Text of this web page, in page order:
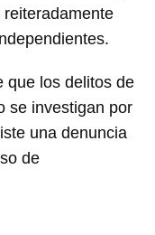
que los delitos de
se investigan por
una denuncia
de